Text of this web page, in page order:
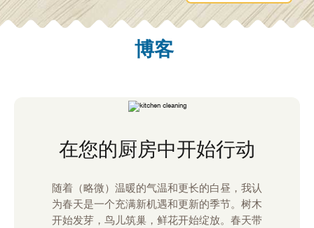
博客
在您的厨房中开始行动
随着（略微）温暖的气温和更长的白昼，我认
为春天是一个充满新机遇和更新的季节。树木
开始发芽，鸟儿筑巢，鲜花开始绽放。春天带